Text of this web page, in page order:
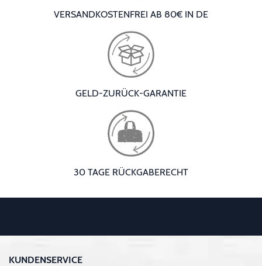
VERSANDKOSTENFREI AB 80€ IN DE
GELD-ZURÜCK-GARANTIE
30 TAGE RÜCKGABERECHT
KUNDENSERVICE